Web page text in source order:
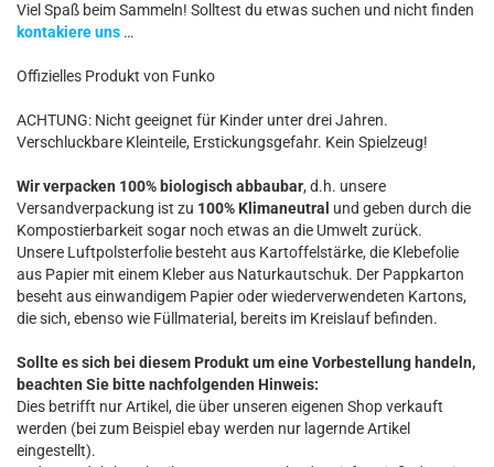
Viel Spaß beim Sammeln! Solltest du etwas suchen und nicht finden
kontakiere uns …
Offizielles Produkt von Funko
ACHTUNG: Nicht geeignet für Kinder unter drei Jahren.
Verschluckbare Kleinteile, Erstickungsgefahr. Kein Spielzeug!
Wir verpacken 100% biologisch abbaubar, d.h. unsere
Versandverpackung ist zu 100% Klimaneutral und geben durch die
Kompostierbarkeit sogar noch etwas an die Umwelt zurück.
Unsere Luftpolsterfolie besteht aus Kartoffelstärke, die Klebefolie
aus Papier mit einem Kleber aus Naturkautschuk. Der Pappkarton
beseht aus einwandigem Papier oder wiederverwendeten Kartons,
die sich, ebenso wie Füllmaterial, bereits im Kreislauf befinden.
Sollte es sich bei diesem Produkt um eine Vorbestellung handeln,
beachten Sie bitte nachfolgenden Hinweis:
Dies betrifft nur Artikel, die über unseren eigenen Shop verkauft
werden (bei zum Beispiel ebay werden nur lagernde Artikel
eingestellt).